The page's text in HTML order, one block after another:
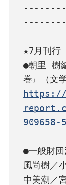
--------
★7月刊行
●朝里 樹
https://
●一般財
風尚樹／
中美潮／